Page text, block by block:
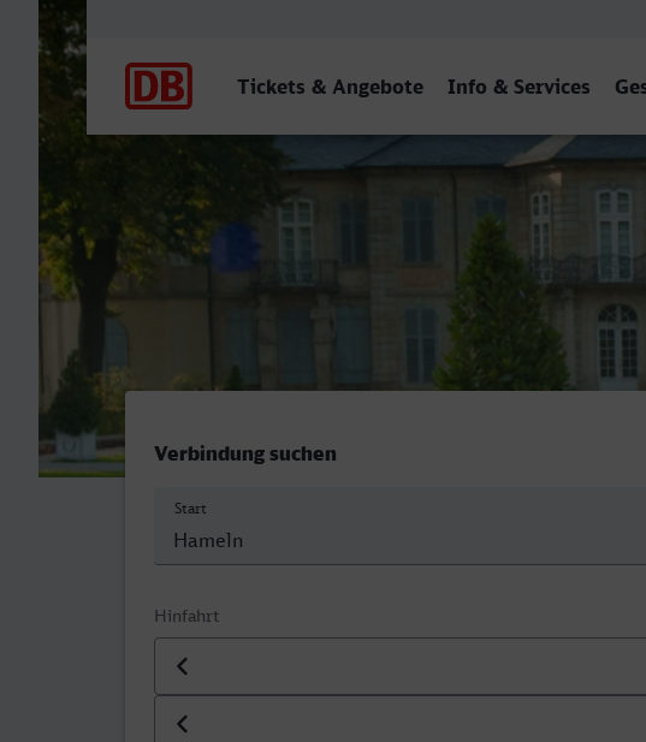
Tickets & Angebote Info & Services
Hameln - Bayreuth Hbf
Verbindung suchen
Start
Hinfahrt
Datum der Hinfahrt
Uhrzeit der Hinfahrt